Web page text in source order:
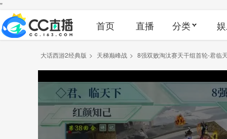
"
首页 直播 分类
大话西游2经典版 > 天梯巅峰战 > 8强双败淘汰赛天干组首轮-君临